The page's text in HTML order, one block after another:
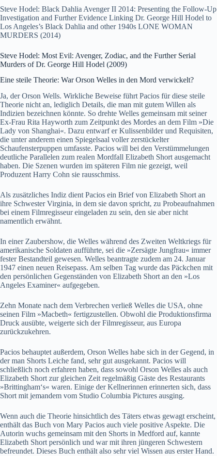
Steve Hodel: Black Dahlia Avenger II 2014: Presenting the Follow-Up
Investigation and Further Evidence Linking Dr. George Hill Hodel to
Los Angeles’s Black Dahlia and other 1940s LONE WOMAN
MURDERS (2014)
Steve Hodel: Most Evil: Avenger, Zodiac, and the Further Serial
Murders of Dr. George Hill Hodel (2009)
Eine steile Theorie: War Orson Welles in den Mord verwickelt?
Ja, der Orson Wells. Wirkliche Beweise führt Pacios für diese steile
Theorie nicht an, lediglich Details, die man mit gutem Willen als
Indizien bezeichnen könnte. So drehte Welles gemeinsam mit seiner
Ex-Frau Rita Hayworth zum Zeitpunkt des Mordes an dem Film »Die
Lady von Shanghai«. Dazu entwarf er Kulissenbilder und Requisiten,
die unter anderem einen Spiegelsaal voller zerstückelter
Schaufensterpuppen umfasste. Pacios will bei den Verstümmelungen
deutliche Parallelen zum realen Mordfall Elizabeth Short ausgemacht
haben. Die Szenen wurden im späteren Film nie gezeigt, weil
Produzent Harry Cohn sie rausschmiss.
Als zusätzliches Indiz dient Pacios ein Brief von Elizabeth Short an
ihre Schwester Virginia, in dem sie davon spricht, zu Probeaufnahmen
bei einem Filmregisseur eingeladen zu sein, den sie aber nicht
namentlich erwähnt.
In einer Zaubershow, die Welles während des Zweiten Weltkriegs für
amerikanische Soldaten aufführte, sei die »Zersägte Jungfrau« immer
fester Bestandteil gewesen. Welles beantragte zudem am 24. Januar
1947 einen neuen Reisepass. Am selben Tag wurde das Päckchen mit
den persönlichen Gegenständen von Elizabeth Short an den »Los
Angeles Examiner« aufgegeben.
Zehn Monate nach dem Verbrechen verließ Welles die USA, ohne
seinen Film »Macbeth« fertigzustellen. Obwohl die Produktionsfirma
Druck ausübte, weigerte sich der Filmregisseur, aus Europa
zurückzukehren.
Pacios behauptet außerdem, Orson Welles habe sich in der Gegend, in
der man Shorts Leiche fand, sehr gut ausgekannt. Pacios will
schließlich noch erfahren haben, dass sowohl Orson Welles als auch
Elizabeth Short zur gleichen Zeit regelmäßig Gäste des Restaurants
»Brittingham‘s« waren. Einige der Kellnerinnen erinnerten sich, dass
Short mit jemandem vom Studio Columbia Pictures ausging.
Wenn auch die Theorie hinsichtlich des Täters etwas gewagt erscheint,
enthält das Buch von Mary Pacios auch viele positive Aspekte. Die
Autorin wuchs gemeinsam mit den Shorts in Medford auf, kannte
Elizabeth Short persönlich und war mit ihren jüngeren Schwestern
befreundet. Dieses Buch enthält also sehr viel Wissen aus erster Hand.